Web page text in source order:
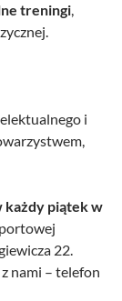
treningi,
i
każdy piątek w
22.
nami – telefon